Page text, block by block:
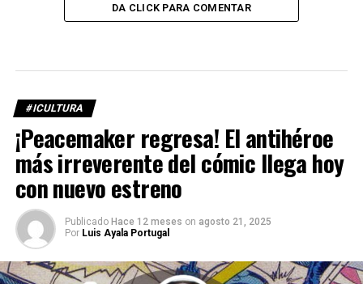
DA CLICK PARA COMENTAR
#ICULTURA
¡Peacemaker regresa! El antihéroe
más irreverente del cómic llega hoy
con nuevo estreno
Publicado Hace 12 meses on agosto 21, 2025
Por Luis Ayala Portugal